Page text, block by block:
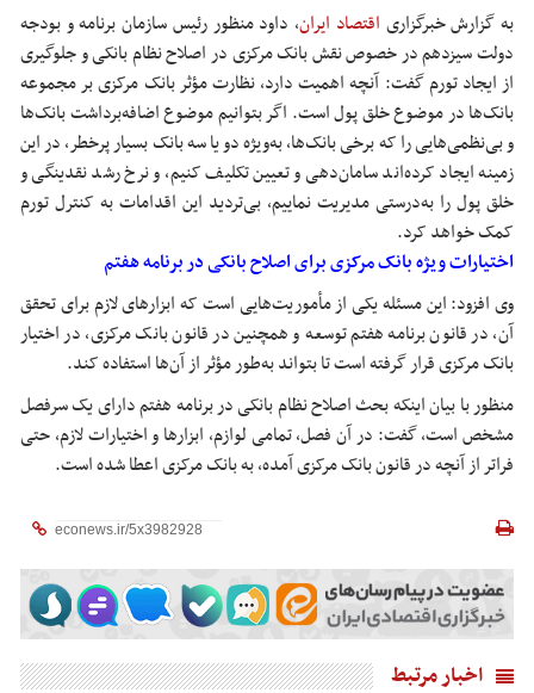
به گزارش خبرگزاری اقتصاد ایران، داود منظور رئیس سازمان برنامه و بودجه
دولت سیزدهم در خصوص نقش بانک مرکزی در اصلاح نظام بانکی و جلوگیری
از ایجاد تورم گفت: آنچه اهمیت دارد، نظارت مؤثر بانک مرکزی بر مجموعه
بانک‌ها در موضوع خلق پول است. اگر بتوانیم موضوع اضافه‌برداشت بانک‌ها
و بی‌نظمی‌هایی را که برخی بانک‌ها، به‌ویژه دو یا سه بانک بسیار پرخطر، در این
زمینه ایجاد کرده‌اند سامان‌دهی و تعیین تکلیف کنیم، و نرخ رشد نقدینگی و
خلق پول را به‌درستی مدیریت نماییم، بی‌تردید این اقدامات به کنترل تورم
کمک خواهد کرد.
اختیارات ویژه بانک مرکزی برای اصلاح بانکی در برنامه هفتم
وی افزود: این مسئله یکی از مأموریت‌هایی است که ابزارهای لازم برای تحقق
آن، در قانون برنامه هفتم توسعه و همچنین در قانون بانک مرکزی، در اختیار
بانک مرکزی قرار گرفته است تا بتواند به‌طور مؤثر از آن‌ها استفاده کند.
منظور با بیان اینکه بحث اصلاح نظام بانکی در برنامه هفتم دارای یک سرفصل
مشخص است، گفت: در آن فصل، تمامی لوازم، ابزارها و اختیارات لازم، حتی
فراتر از آنچه در قانون بانک مرکزی آمده، به بانک مرکزی اعطا شده است.
اخبار مرتبط